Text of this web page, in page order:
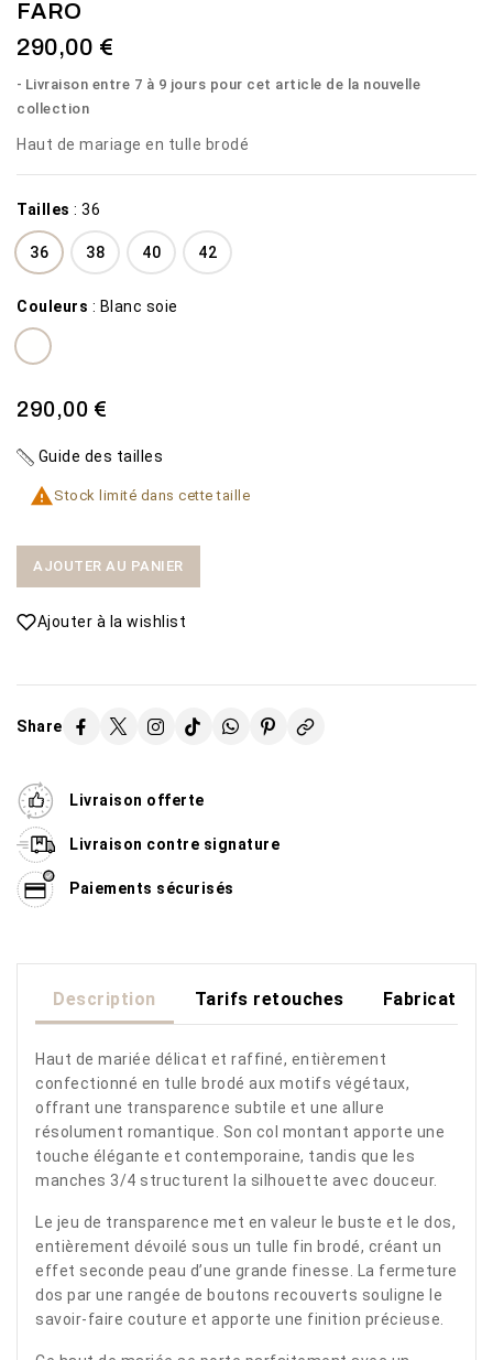
FARO
290,00 €
Livraison entre 7 à 9 jours pour cet article de la nouvelle
collection
Haut de mariage en tulle brodé
Tailles : 36
36 38 40 42
Couleurs : Blanc soie
290,00 €
Guide des tailles
 Stock limité dans cette taille
AJOUTER AU PANIER
Ajouter à la wishlist
Share
Livraison offerte
Livraison contre signature
Paiements sécurisés
Description Tarifs retouches Fabrication
Haut de mariée délicat et raffiné, entièrement
confectionné en tulle brodé aux motifs végétaux,
offrant une transparence subtile et une allure
résolument romantique. Son col montant apporte une
touche élégante et contemporaine, tandis que les
manches 3/4 structurent la silhouette avec douceur.
Le jeu de transparence met en valeur le buste et le dos,
entièrement dévoilé sous un tulle fin brodé, créant un
effet seconde peau d’une grande finesse. La fermeture
dos par une rangée de boutons recouverts souligne le
savoir-faire couture et apporte une finition précieuse.